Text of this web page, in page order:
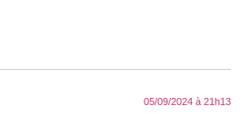
05/09/2024 à 21h13